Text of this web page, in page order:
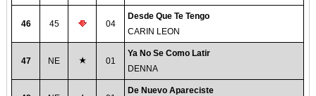
46 45 04
Desde Que Te Tengo
CARIN LEON
47 NE 01
Ya No Se Como Latir
DENNA
De Nuevo Apareciste